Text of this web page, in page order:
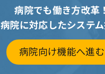
病院でも働き方改革！
病院に対応したシステ
病院向け機能へ進む